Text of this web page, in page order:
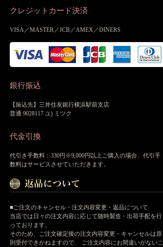
クレジットカード決済
VISA／MASTER／JCB／AMEX／DINERS
銀行振込
【振込先】三井住友銀行横浜駅前支店
普通 9028117 ユ) ミツク
代金引換
代引き手数料：330円※9,000円以上ご購入の場合、代引手
数料はサービスさせていただきます。
■ご注文のキャンセル・注文内容変更・返品について
当店では日々の注文内容に応じて随時製造・出荷手配を行
っております。
そのため、ご注文確定後の注文内容変更・キャンセルは原
則受付できかねますので、 ご注文内容にお間違いがないこ